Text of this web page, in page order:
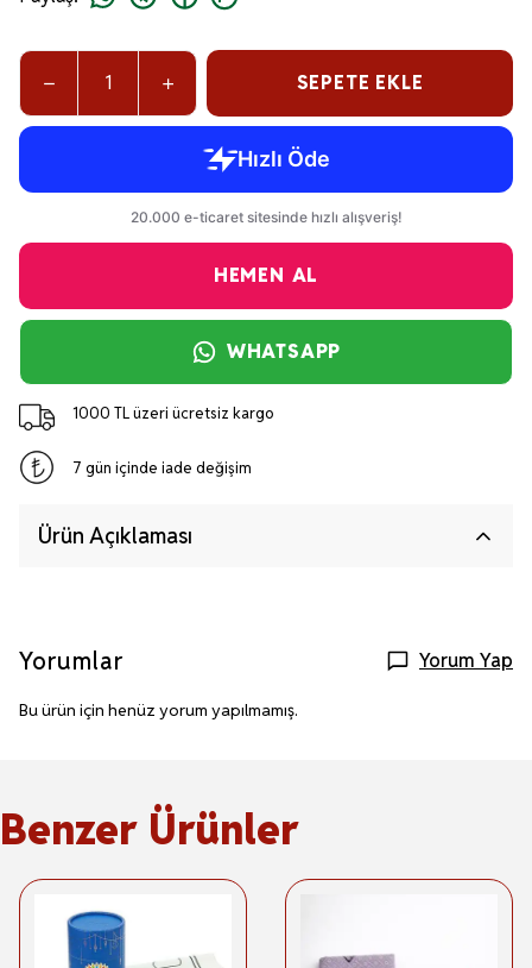
SEPETE EKLE
HEMEN AL
WHATSAPP
1000 TL üzeri ücretsiz kargo
7 gün içinde iade değişim
Ürün Açıklaması
Yorumlar Yorum Yap
Bu ürün için henüz yorum yapılmamış.
Benzer Ürünler